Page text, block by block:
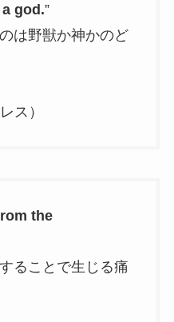
god.”
は野獣か神かのど
ス）
the
ることで生じる痛